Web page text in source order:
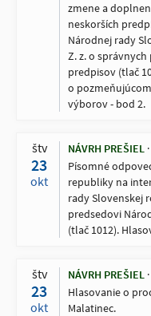
zmene a
neskorších
Národnej rady
Z. z. o
predpisov (tlač
o
výborov - bod 2.
štv
23
okt
NÁVRH PREŠIEL
Písomné
republiky na
rady Slovenskej
predsedovi
(tlač 1012).
štv
23
okt
NÁVRH PREŠIEL
Hlasovanie o
Malatinec.